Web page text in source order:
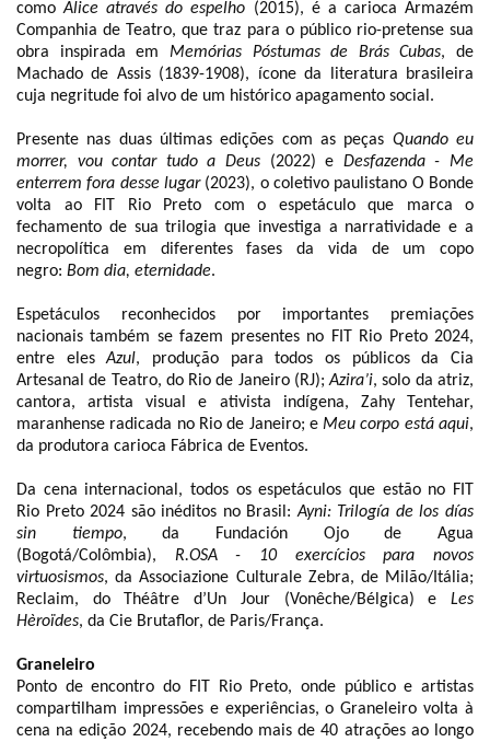
comoAlice através do espelho (2015), é a carioca Armazém
Companhia de Teatro, que traz para o público rio-pretense sua
obra inspirada em Memórias Póstumas de Brás Cubas, de
Machado de Assis (1839-1908), ícone da literatura brasileira
cuja negritude foi alvo de um histórico apagamento social.
Presente nas duas últimas edições com as peças Quando eu
morrer, vou contar tudo a Deus (2022) e Desfazenda - Me
enterrem fora desse lugar (2023), o coletivo paulistano O Bonde
volta ao FIT Rio Preto com o espetáculo que marca o
fechamento de sua trilogia que investiga a narratividade e a
necropolítica em diferentes fases da vida de um copo
negro: Bom dia, eternidade.
Espetáculos reconhecidos por importantes premiações
nacionais também se fazem presentes no FIT Rio Preto 2024,
entre elesAzul, produção para todos os públicos da Cia
Artesanal de Teatro, do Rio de Janeiro (RJ);Azira’i, solo da atriz,
cantora, artista visual e ativista indígena, Zahy Tentehar,
maranhense radicada no Rio de Janeiro; eMeu corpo está aqui,
da produtora carioca Fábrica de Eventos.
Da cena internacional, todos os espetáculos que estão no FIT
Rio Preto 2024 são inéditos no Brasil:Ayni: Trilogía de los días
sin tiempo, da Fundación Ojo de Agua
(Bogotá/Colômbia), R.OSA - 10 exercícios para novos
virtuosismos, da Associazione Culturale Zebra, de Milão/Itália;
Reclaim, do Théâtre d’Un Jour (Vonêche/Bélgica) e Les
Hèroïdes, da Cie Brutaflor, de Paris/França.
Graneleiro
Ponto de encontro do FIT Rio Preto, onde público e artistas
compartilham impressões e experiências, o Graneleiro volta à
cena na edição 2024, recebendo mais de 40 atrações ao longo